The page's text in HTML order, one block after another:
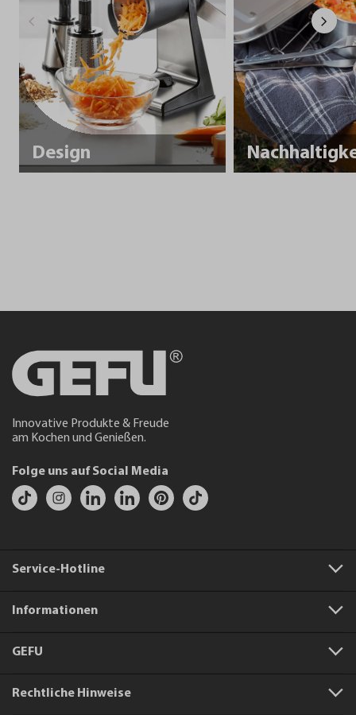
Design
Innovative Produkte & Freude
am Kochen und Genießen.
Folge uns auf Social Media
Service-Hotline
Informationen
GEFU
Rechtliche Hinweise